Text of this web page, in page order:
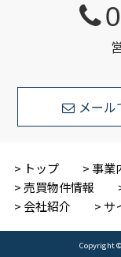
メー
トップ 事業
売買物件情報
会社紹介
サ
Copyright